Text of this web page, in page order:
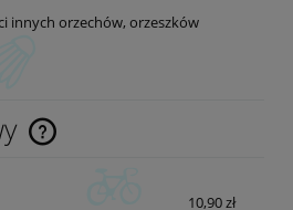
innych orzechów, orzeszków
kosztów płatności
10,90 zł